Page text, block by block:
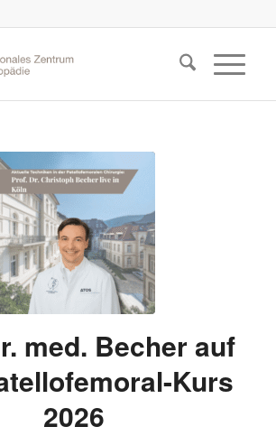
med. Becher auf
Kurs
2026